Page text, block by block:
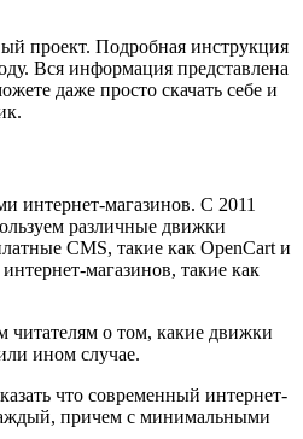
проект. Подробная инструкция
Вся информация представлена
даже просто скачать себе и
интернет-магазинов. С 2011
различные движки
CMS, такие как OpenCart и
магазинов, такие как
читателям о том, какие движки
ином случае.
что современный интернет-
причем с минимальными